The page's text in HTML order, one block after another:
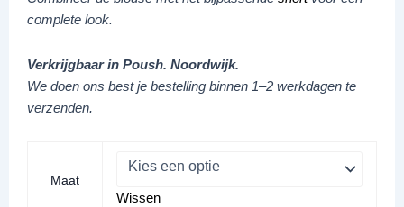
complete look.
Verkrijgbaar in Poush. Noordwijk.
We doen ons best je bestelling binnen 1–2 werkdagen te
verzenden.
Maat
Wissen